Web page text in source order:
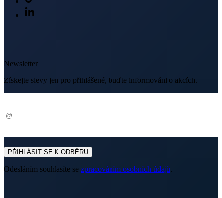
Newsletter
Získejte slevy jen pro přihlášené, buďte informováni o akcích.
PŘIHLÁSIT SE K ODBĚRU
Odesláním souhlasíte se zpracováním osobních údajů.